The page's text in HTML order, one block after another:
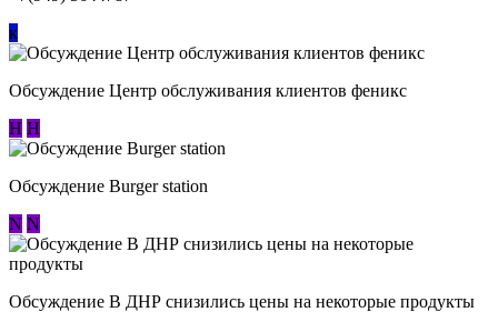
к
Обсуждение Центр обслуживания клиентов феникс
Н Н
Обсуждение Burger station
N N
Обсуждение В ДНР снизились цены на некоторые продукты